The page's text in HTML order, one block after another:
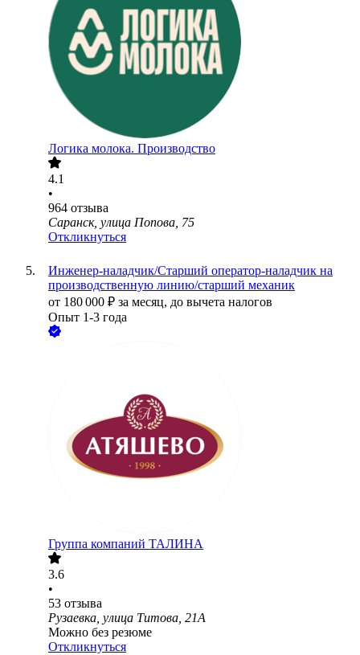
Логика молока. Производство
4.1
•
964 отзыва
Саранск, улица Попова, 75
Откликнуться
Инженер-наладчик/Старший оператор-наладчик на
производственную линию/старший механик
от 180 000 ₽ за месяц, до вычета налогов
Опыт 1-3 года
Группа компаний ТАЛИНА
3.6
•
53 отзыва
Рузаевка, улица Титова, 21А
Можно без резюме
Откликнуться